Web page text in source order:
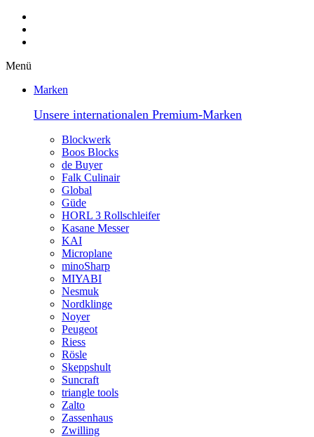
Menü
Marken
Unsere internationalen Premium-Marken
Blockwerk
Boos Blocks
de Buyer
Falk Culinair
Global
Güde
HORL 3 Rollschleifer
Kasane Messer
KAI
Microplane
minoSharp
MIYABI
Nesmuk
Nordklinge
Noyer
Peugeot
Riess
Rösle
Skeppshult
Suncraft
triangle tools
Zalto
Zassenhaus
Zwilling